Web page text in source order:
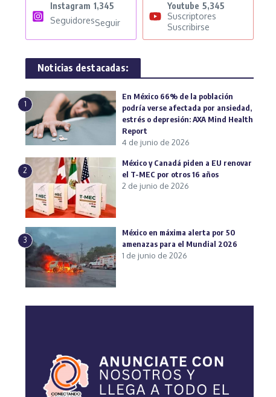
Instagram 1,345
SeguidoresSeguir
Youtube 5,345
Suscriptores
Suscribirse
Noticias destacadas:
1
En México 66% de la población
podría verse afectada por ansiedad,
estrés o depresión: AXA Mind Health
Report
4 de junio de 2026
2
México y Canadá piden a EU renovar
el T-MEC por otros 16 años
2 de junio de 2026
3
México en máxima alerta por 50
amenazas para el Mundial 2026
1 de junio de 2026